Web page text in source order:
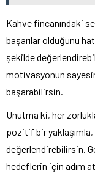
Kahve fincanındaki
başarılar olduğunu
şekilde
motivasyonun
başarabilirsin.
Unutma ki, her
pozitif bir yaklaşımla,
değerlendirebilirsin.
hedeflerin için adım